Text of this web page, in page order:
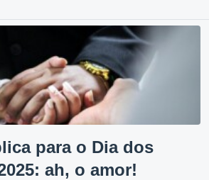
para o Dia dos
ah, o amor!